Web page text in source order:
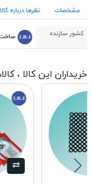
مشخصات نظرها درباره کالا
کشور سازنده ساخت
خریداران این کالا ،